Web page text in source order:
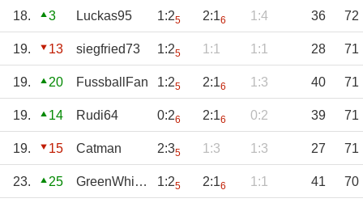
18. 3 Luckas95 1:25 2:16 1:4 36 72
19. 13 siegfried73 1:25 1:1 1:1 28 71
19. 20 FussballFan 1:25 2:16 1:3 40 71
19. 14 Rudi64 0:26 2:16 0:2 39 71
19. 15 Catman 2:35 1:3 1:3 27 71
23. 25 GreenWhitePower 1:25 2:16 1:1 41 70